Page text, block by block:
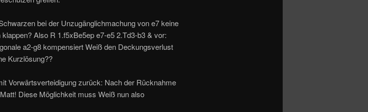
bei der Unzugänglichmachung von e7 keine
Also R 1.f5xBe5ep e7-e5 2.Td3-b3 & vor:
a2-g8 kompensiert Weiß den Deckungsverlust
Kurzlösung??
Vorwärtsverteidigung zurück: Nach der Rücknahme
Diese Möglichkeit muss Weiß nun also